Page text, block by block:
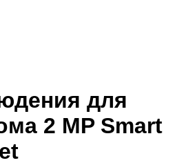
для
2 MP Smart